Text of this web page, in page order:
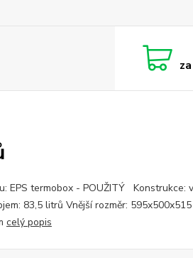
za
EPS termobox - POUŽITÝ Konstrukce:
83,5 litrů Vnější rozměr:
celý popis